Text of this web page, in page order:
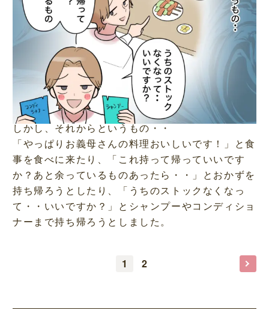
しかし、それからというもの・・
「やっぱりお義母さんの料理おいしいです！」と食
事を食べに来たり、「これ持って帰っていいです
か？あと余っているものあったら・・」とおかずを
持ち帰ろうとしたり、「うちのストックなくなっ
て・・いいですか？」とシャンプーやコンディショ
ナーまで持ち帰ろうとしました。
1 2